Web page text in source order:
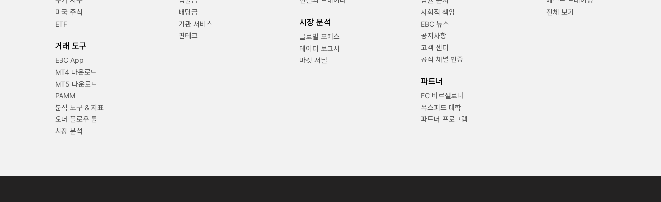
미국 주식
ETF
거래 도구
EBC App
MT4 다운로드
MT5 다운로드
PAMM
분석 도구 & 지표
오더 플로우 툴
시장 분석
배당금
기관 서비스
핀테크
시장 분석
글로벌 포커스
데이터 보고서
마켓 저널
사회적 책임
EBC 뉴스
공지사항
고객 센터
공식 채널 인증
파트너
FC 바르셀로나
옥스퍼드 대학
파트너 프로그램
전체 보기